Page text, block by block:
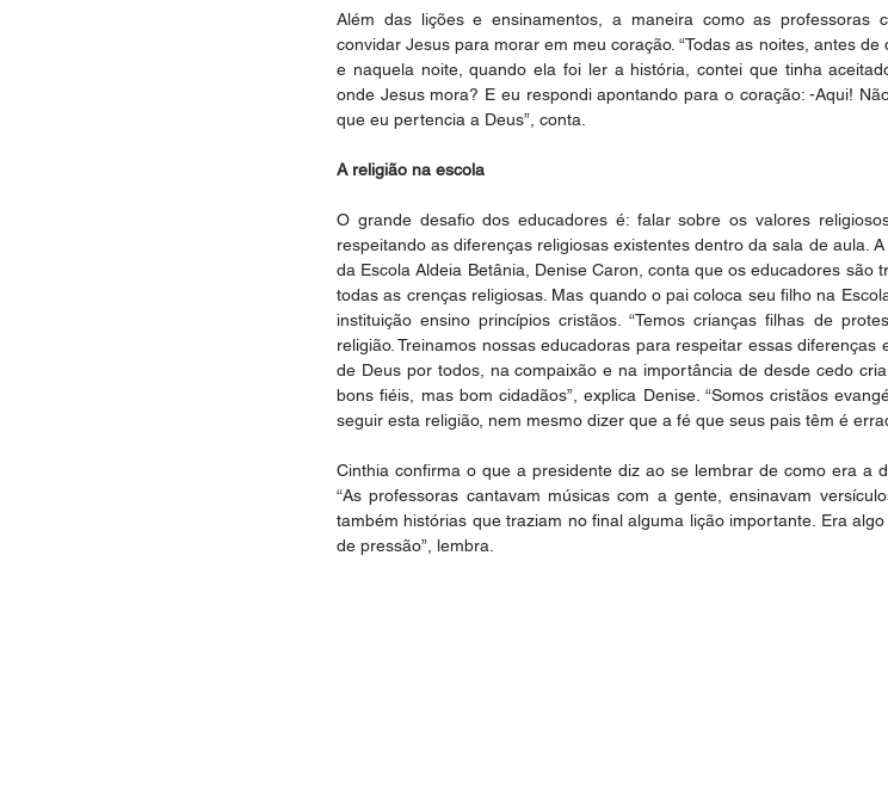
Além das lições e ensinamentos, a maneira como as professoras
convidar Jesus para morar em meu coração. “Todas as noites, antes
e naquela noite, quando ela foi ler a história, contei que tinha
onde Jesus mora? E eu respondi apontando para o coração: -Aqui!
que eu pertencia a Deus”, conta.
A religião na escola
O grande desafio dos educadores é: falar sobre os valores
respeitando as diferenças religiosas existentes dentro da sala de aula.
da Escola Aldeia Betânia, Denise Caron, conta que os educadores são
todas as crenças religiosas. Mas quando o pai coloca seu filho na
instituição ensino princípios cristãos. “Temos crianças filhas de
religião. Treinamos nossas educadoras para respeitar essas
de Deus por todos, na compaixão e na importância de desde cedo
bons fiéis, mas bom cidadãos”, explica Denise. “Somos cristãos
seguir esta religião, nem mesmo dizer que a fé que seus pais têm é
Cinthia confirma o que a presidente diz ao se lembrar de como era a
“As professoras cantavam músicas com a gente, ensinavam
também histórias que traziam no final alguma lição importante. Era
de pressão”, lembra.